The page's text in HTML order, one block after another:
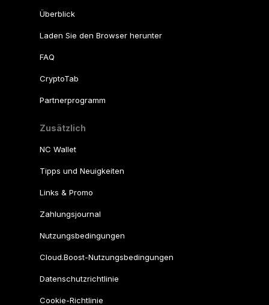
Überblick
Laden Sie den Browser herunter
FAQ
CryptoTab
Partnerprogramm
Zusätzlich
NC Wallet
Tipps und Neuigkeiten
Links & Promo
Zahlungsjournal
Nutzungsbedingungen
Cloud.Boost-Nutzungsbedingungen
Datenschutzrichtlinie
Cookie-Richtlinie